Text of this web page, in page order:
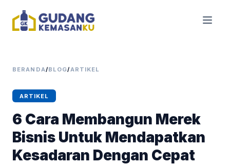
BERANDA/BLOG/ARTIKEL
ARTIKEL
6 Cara Membangun Merek
Bisnis Untuk Mendapatkan
Kesadaran Dengan Cepat